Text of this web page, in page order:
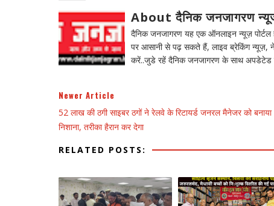
About दैनिक जनजागरण
दैनिक जनजागरण यह एक ऑनलाइन न्यूज़
पर आसानी से पढ़ सकते हैं, लाइव ब्रेकिंग न्यूज़,
करें..जुडे रहें दैनिक जनजागरण के साथ अपडेटेड
Newer Article
52 लाख की ठगी साइबर ठगों ने रेलवे के रिटायर्ड जनरल मैनेजर को बनाया
निशाना, तरीका हैरान कर देगा
RELATED POSTS: